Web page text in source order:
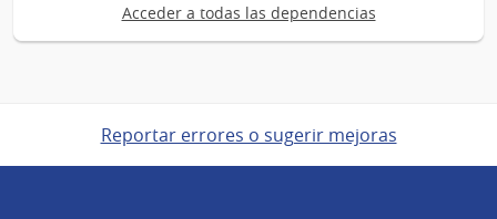
Acceder a todas las dependencias
Reportar errores o sugerir mejoras